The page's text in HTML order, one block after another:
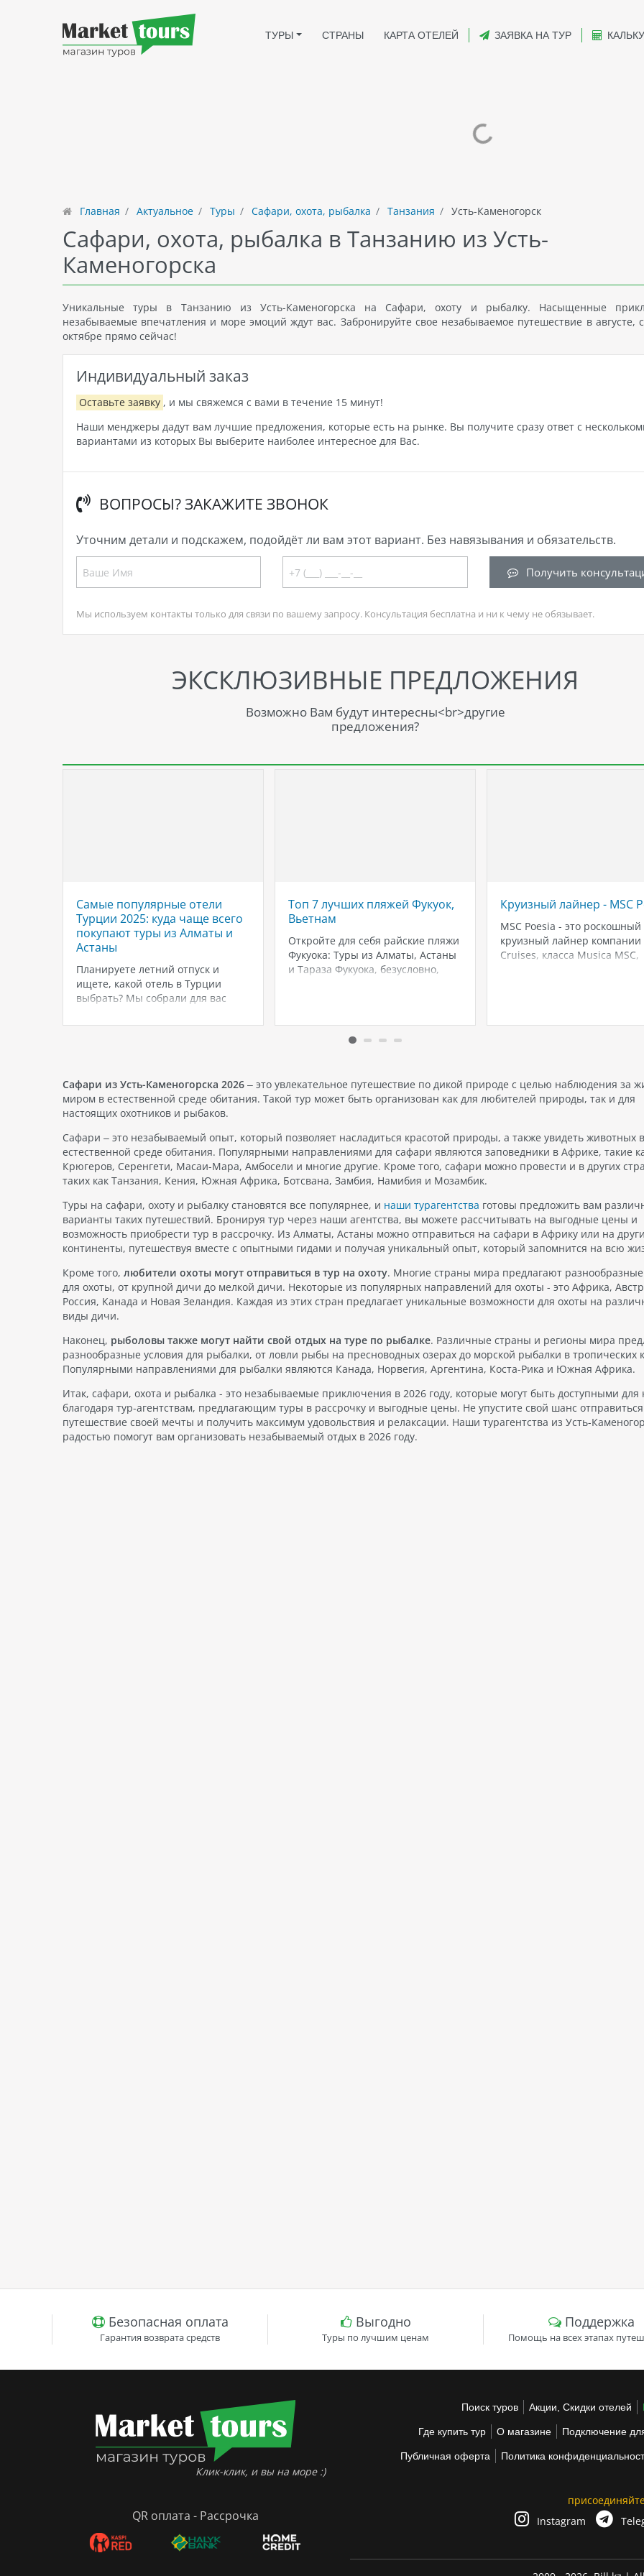
ТУРЫ СТРАНЫ КАРТА ОТЕЛЕЙ ЗАЯВКА НА ТУР
Главная Актуальное Туры Сафари, охота, рыбалка Танзания Усть-Каменогорск
Сафари, охота, рыбалка в Танзанию из Усть-
Каменогорска
Уникальные туры в Танзанию из Усть-Каменогорска на Сафари, охоту и рыбалку. Насыщенные
незабываемые впечатления и море эмоций ждут вас. Забронируйте свое незабываемое путешествие в августе,
октябре прямо сейчас!
Индивидуальный заказ
Оставьте заявку , и мы свяжемся с вами в течение 15 минут!
Наши менджеры дадут вам лучшие предложения, которые есть на рынке. Вы получите сразу ответ с
вариантами из которых Вы выберите наиболее интересное для Вас.
ВОПРОСЫ? ЗАКАЖИТЕ ЗВОНОК
Уточним детали и подскажем, подойдёт ли вам этот вариант. Без навязывания и обязательств.
Получить
Мы используем контакты только для связи по вашему запросу. Консультация бесплатна и ни к чему не обязывает.
ЭКСКЛЮЗИВНЫЕ ПРЕДЛОЖЕНИЯ
Возможно Вам будут интересны<br>другие
предложения?
Самые популярные отели
Турции 2025: куда чаще всего
покупают туры из Алматы и
Астаны
Планируете летний отпуск и
ищете, какой отель в Турции
выбрать? Мы собрали для вас
Турции, которые чаще всего
продуманной инфраструктурой и
прекрасными условиями для…
Топ 7 лучших пляжей Фукуок,
Вьетнам
Откройте для себя райские пляжи
Фукуока: Туры из Алматы, Астаны
и Тараза Фукуока, безусловно,
— это возможность насладиться
пляжным отдыхом. Но какой пляж
Круизный лайнер - MSC
MSC Poesia - это роскошный
круизный лайнер компании
Cruises, класса Musica MSC,
который подходит как для
Сафари из Усть-Каменогорска 2026 – это увлекательное путешествие по дикой природе с целью наблюдения за
миром в естественной среде обитания. Такой тур может быть организован как для любителей природы, так и для
настоящих охотников и рыбаков.
Сафари – это незабываемый опыт, который позволяет насладиться красотой природы, а также увидеть животных
естественной среде обитания. Популярными направлениями для сафари являются заповедники в Африке, такие
Крюгеров, Серенгети, Масаи-Мара, Амбосели и многие другие. Кроме того, сафари можно провести и в других
таких как Танзания, Кения, Южная Африка, Ботсвана, Замбия, Намибия и Мозамбик.
Туры на сафари, охоту и рыбалку становятся все популярнее, и наши турагентства готовы предложить вам
варианты таких путешествий. Бронируя тур через наши агентства, вы можете рассчитывать на выгодные цены и
возможность приобрести тур в рассрочку. Из Алматы, Астаны можно отправиться на сафари в Африку или на
континенты, путешествуя вместе с опытными гидами и получая уникальный опыт, который запомнится на всю
Кроме того, любители охоты могут отправиться в тур на охоту. Многие страны мира предлагают разнообразные
для охоты, от крупной дичи до мелкой дичи. Некоторые из популярных направлений для охоты - это Африка,
Россия, Канада и Новая Зеландия. Каждая из этих стран предлагает уникальные возможности для охоты на
виды дичи.
Наконец, рыболовы также могут найти свой отдых на туре по рыбалке. Различные страны и регионы мира
разнообразные условия для рыбалки, от ловли рыбы на пресноводных озерах до морской рыбалки в тропических
Популярными направлениями для рыбалки являются Канада, Норвегия, Аргентина, Коста-Рика и Южная Африка.
Итак, сафари, охота и рыбалка - это незабываемые приключения в 2026 году, которые могут быть доступными для
благодаря тур-агентствам, предлагающим туры в рассрочку и выгодные цены. Не упустите свой шанс
путешествие своей мечты и получить максимум удовольствия и релаксации. Наши турагентства из Усть-
радостью помогут вам организовать незабываемый отдых в 2026 году.
Безопасная оплата
Гарантия возврата средств
Выгодно
Туры по лучшим ценам
Поддержка
Помощь на всех этапах
Клик-клик, и вы на море :)
QR оплата - Рассрочка
Поиск туров Акции, Скидки отелей
Где купить тур О магазине Подключение
Публичная оферта Политика
Instagram